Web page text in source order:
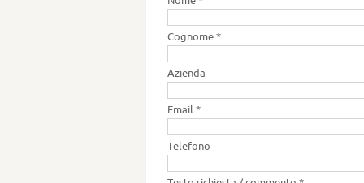
Cognome *
Azienda
Email *
Telefono